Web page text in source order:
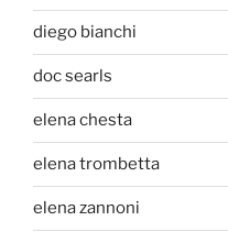
diego bianchi
doc searls
elena chesta
elena trombetta
elena zannoni